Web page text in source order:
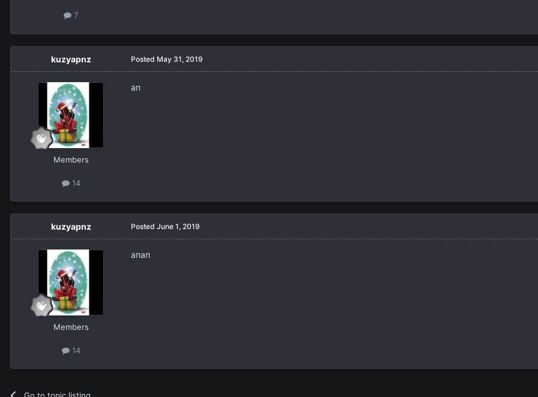
7
kuzyapnz
Members
14
Posted May 31, 2019
ап
kuzyapnz
Members
14
Posted June 1, 2019
апап